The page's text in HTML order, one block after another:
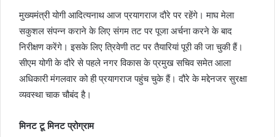
मुख्यमंत्री योगी आदित्यनाथ आज प्रयागराज दौरे पर रहेंगे। माघ मेला
सकुशल संपन्न कराने के लिए संगम तट पर पूजा अर्चना करने के बाद
निरीक्षण करेंगे। इसके लिए त्रिवेणी तट पर तैयारियां पूरी की जा चुकी हैं।
सीएम योगी के दौरे से पहले नगर विकास के प्रमुख सचिव समेत आला
अधिकारी मंगलवार को ही प्रयागराज पहुंच चुके हैं। दौरे के मद्देनजर सुरक्षा
व्यवस्था चाक चौबंद है।
मिनट टू मिनट प्रोग्राम